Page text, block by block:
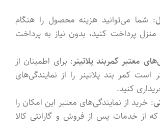
: شما می‌توانید هزینه محصول را هنگام
پرداخت کنید، بدون نیاز به پرداخت
معتبر کمربند پلاتینر: برای اطمینان از
است کمر بند پلاتینر را از نمایندگی‌های
کنید.
: خرید از نمایندگی‌های معتبر این امکان را
از خدمات پس از فروش و گارانتی کالا